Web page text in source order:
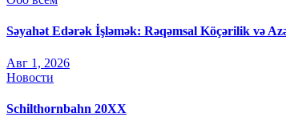
Səyahət Edərək İşləmək: Rəqəmsal Köçərilik və
Авг 1, 2026
Новости
Schilthornbahn 20XX